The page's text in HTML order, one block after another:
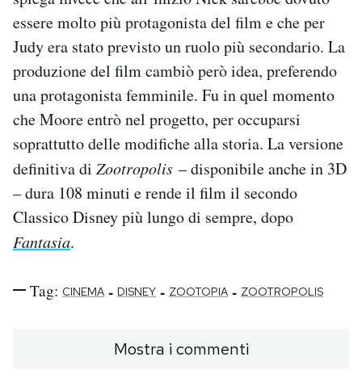
essere molto più protagonista del film e che per
Judy era stato previsto un ruolo più secondario. La
produzione del film cambiò però idea, preferendo
una protagonista femminile. Fu in quel momento
che Moore entrò nel progetto, per occuparsi
soprattutto delle modifiche alla storia. La versione
definitiva di Zootropolis – disponibile anche in 3D
– dura 108 minuti e rende il film il secondo
Classico Disney più lungo di sempre, dopo
Fantasia.
Tag: CINEMA - DISNEY - ZOOTOPIA - ZOOTROPOLIS
Mostra i commenti